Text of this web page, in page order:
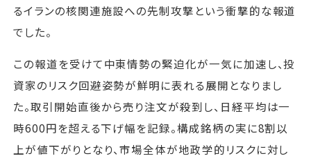
るイランの核関連施設への先制攻撃という衝撃的な報道
でした。
この報道を受けて中東情勢の緊迫化が一気に加速し、投
資家のリスク回避姿勢が鮮明に表れる展開となりまし
た。取引開始直後から売り注文が殺到し、日経平均は一
時600円を超える下げ幅を記録。構成銘柄の実に8割以
上が値下がりとなり、市場全体が地政学的リスクに対し